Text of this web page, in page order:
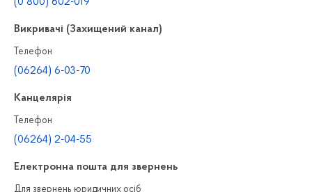
Викривачі (Захищений канал)
Телефон
(06264) 6-03-70
Канцелярiя
Телефон
(06264) 2-04-55
Електронна пошта для звернень
Для звернень юридичних осiб